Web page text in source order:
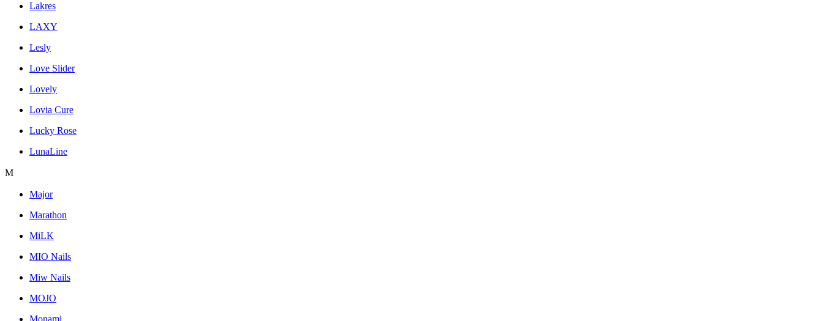
Lakres
LAXY
Lesly
Love Slider
Lovely
Lovia Cure
Lucky Rose
LunaLine
M
Major
Marathon
MiLK
MIO Nails
Miw Nails
MOJO
Monami